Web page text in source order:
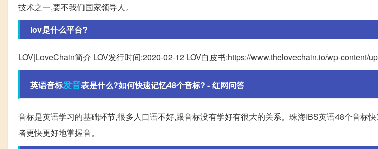
技术之一,要不我们国家领导人。
lov是什么平台?
LOV|LoveChain简介 LOV发行时间:2020-02-12 LOV白皮书:https://www.thelovechain.io/wp-content/
英语音标发音表是什么?如何快速记忆48个音标? - 红网问答
音标是英语学习的基础环节,很多人口语不好,跟音标没有学好有很大的关系。珠海IBS英语48个音标
者更快更好地掌握音。